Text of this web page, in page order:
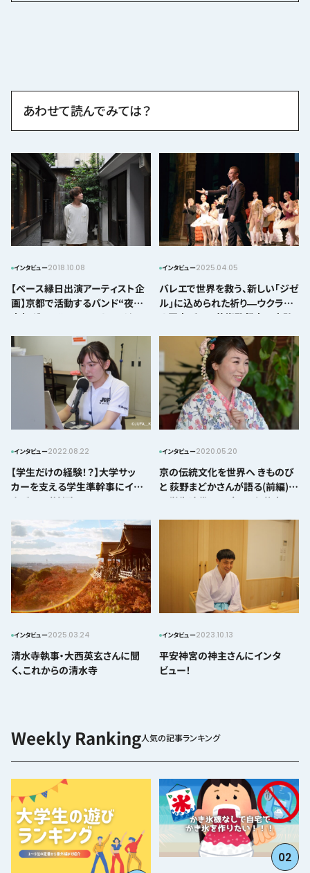
あわせて読んでみては？
インタビュー2018.10.08
【ベース縁日出演アーティスト企
画】京都で活動するバンド“夜の
本気ダンス”ベーシストマイケル
インタビュー2025.04.05
バレエで世界を救う、新しい「ジゼ
ル」に込められた祈り―ウクライ
ナ国立バレエ芸術監督寺田宣弘
インタビュー2022.08.22
【学生だけの経験！？】大学サッ
カーを支える学生準幹事にイン
タビュー（前編）
インタビュー2020.05.20
京の伝統文化を世界へ きものび
と 荻野まどかさんが語る(前編)
－学生時代とモデルのお仕事－
インタビュー2025.03.24
清水寺執事・大西英玄さんに聞
く、これからの清水寺
インタビュー2023.10.13
平安神宮の神主さんにインタ
ビュー！
人気の記事ランキング
02